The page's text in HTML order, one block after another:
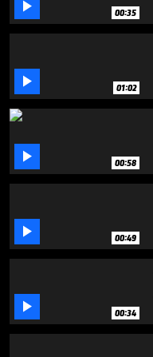
 00:35
 01:02
 00:58
 00:49
 00:34